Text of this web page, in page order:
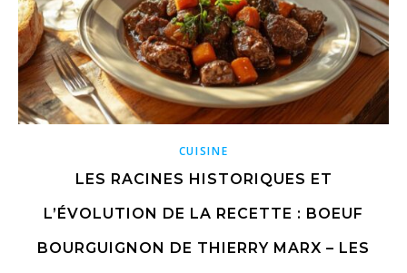
CUISINE
LES RACINES HISTORIQUES ET
L’ÉVOLUTION DE LA RECETTE : BOEUF
BOURGUIGNON DE THIERRY MARX – LES